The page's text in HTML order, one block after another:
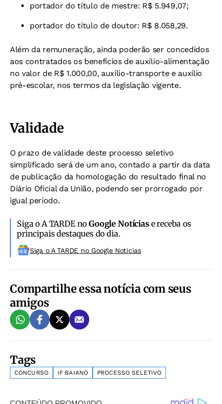
portador do título de mestre: R$ 5.949,07;
portador do título de doutor: R$ 8.058,29.
Além da remuneração, ainda poderão ser concedidos
aos contratados os benefícios de auxílio-alimentação
no valor de R$ 1.000,00, auxílio-transporte e auxílio
pré-escolar, nos termos da legislação vigente.
Validade
O prazo de validade deste processo seletivo
simplificado será de um ano, contado a partir da data
de publicação da homologação do resultado final no
Diário Oficial da União, podendo ser prorrogado por
igual período.
Siga o A TARDE noGoogle Notíciase receba os
principais destaques do dia.
Siga o A TARDE no Google Noticias
Compartilhe essa notícia com seus
amigos
Tags
CONCURSO IF BAIANO PROCESSO SELETIVO